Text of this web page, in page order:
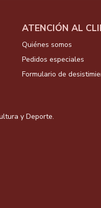
ATENCIÓN AL
Quiénes somos
Pedidos especiales
Formulario de
y Deporte.